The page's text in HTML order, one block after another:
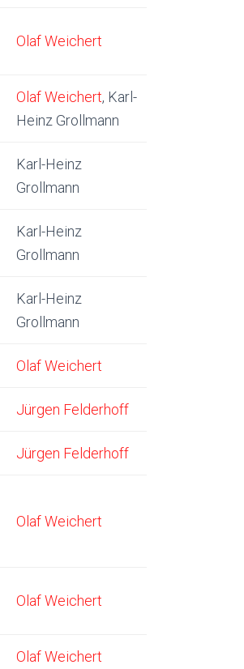
Olaf Weichert
Olaf Weichert, Karl-
Heinz Grollmann
Karl-Heinz
Grollmann
Karl-Heinz
Grollmann
Karl-Heinz
Grollmann
Olaf Weichert
Jürgen Felderhoff
Jürgen Felderhoff
Olaf Weichert
Olaf Weichert
Olaf Weichert